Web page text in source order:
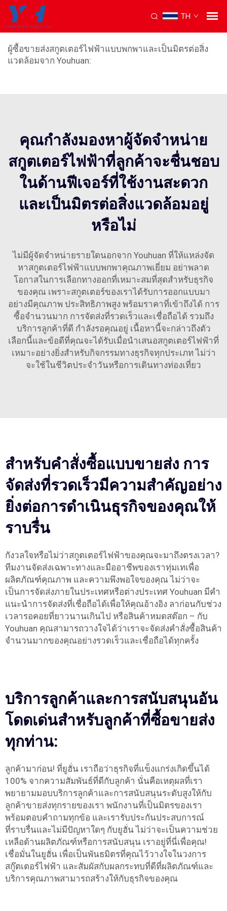
TH
สกู๊ตเตอร์ไฟฟ้าพกพา
ผู้ซื้อขายส่งสกูตเตอร์ไฟฟ้าแบบพกพาและเป็นมิตรต่อสิ่ง
แวดล้อมจาก Youhuan:
คุณกำลังมองหาผู้จัดจำหน่าย
สกูตเตอร์ไฟฟ้าที่ลูกค้าจะชื่นชอบ
ในด้านฟีเจอร์ที่ใช้งานสะดวก
และเป็นมิตรต่อสิ่งแวดล้อมอยู่
หรือไม่
ไม่มีผู้จัดจำหน่ายรายใดนอกจาก Youhuan ที่ให้แหล่งจัด
หาสกูตเตอร์ไฟฟ้าแบบพกพาคุณภาพเยี่ยม อย่าพลาด
โอกาสในการเลือกทางออกที่เหมาะสมที่สุดสำหรับธุรกิจ
ของคุณ เพราะสกูตเตอร์ของเราได้รับการออกแบบมา
อย่างมีคุณภาพ ประสิทธิภาพสูง พร้อมราคาที่เข้าถึงได้ การ
ซื้อจำนวนมาก การจัดส่งที่รวดเร็วและเชื่อถือได้ รวมถึง
บริการลูกค้าที่ดี กำลังรอคุณอยู่ เนื้อหานี้จะกล่าวถึงตัว
เลือกนี้และข้อดีที่คุณจะได้รับเมื่อนำเสนอสกูตเตอร์ไฟฟ้าที่
เหมาะอย่างยิ่งสำหรับกิจกรรมทางธุรกิจทุกประเภท ไม่ว่า
จะใช้ในชีวิตประจำวันหรือการเดินทางท่องเที่ยว
สำหรับคำสั่งซื้อแบบขายส่ง การ
จัดส่งที่รวดเร็วมีความสำคัญอย่าง
ยิ่งต่อการดำเนินธุรกิจของคุณให้
ราบรื่น
กังวลใจหรือไม่ว่าสกูตเตอร์ไฟฟ้าของคุณจะมาถึงตรงเวลา?
ทีมงานจัดส่งเฉพาะทางและมืออาชีพของเราทุ่มเทเพื่อ
ผลิตภัณฑ์คุณภาพ และความพึงพอใจของคุณ ไม่ว่าจะ
เป็นการจัดส่งภายในประเทศหรือต่างประเทศ Youhuan มีคำ
แนะนำการจัดส่งที่เชื่อถือได้เพื่อให้คุณอ้างอิง ลาก่อนกับช่วง
เวลารอคอยที่ยาวนานเกินไป หรือสินค้าหมดสต๊อก – กับ
Youhuan คุณสามารถวางใจได้ว่าเราจะจัดส่งคำสั่งซื้อสินค้า
จำนวนมากของคุณอย่างรวดเร็วและเชื่อถือได้ทุกครั้ง
บริการลูกค้าและการสนับสนุนอัน
โดดเด่นสำหรับลูกค้าที่ซื้อขายส่ง
ทุกท่าน:
ลูกค้ามาก่อน! ที่ยูฮั่น เราถือว่าธุรกิจที่แข็งแกร่งเกิดขึ้นได้
100% จากความสัมพันธ์ที่ดีกับลูกค้า นั่นคือเหตุผลที่เรา
พยายามมอบบริการลูกค้าและการสนับสนุนระดับสูงให้กับ
ลูกค้าขายส่งทุกรายของเรา พนักงานที่เป็นมิตรของเรา
พร้อมตอบคำถามทุกข้อ และเรารับประกันประสบการณ์
ที่ราบรื่นและไม่มีปัญหาใดๆ กับยูฮั่น ไม่ว่าจะเป็นความช่วย
เหลือด้านผลิตภัณฑ์หรือการสนับสนุน เราอยู่ที่นี่เพื่อคุณ!
เชื่อมั่นในยูฮั่น เพื่อเป็นพันธมิตรที่คุณไว้วางใจในวงการ
สกู๊ตเตอร์ไฟฟ้า และสัมผัสกับผลกระทบที่ดีที่ผลิตภัณฑ์และ
บริการคุณภาพสามารถสร้างให้กับธุรกิจของคุณ